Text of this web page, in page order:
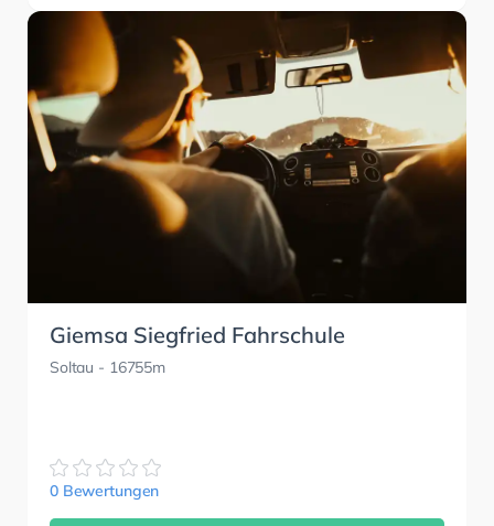
Giemsa Siegfried Fahrschule
Soltau - 16755m
0 Bewertungen